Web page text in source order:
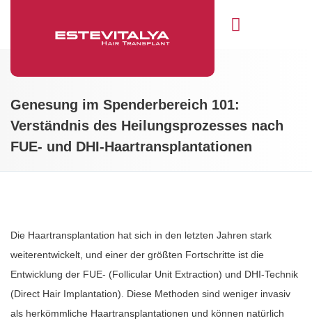
Genesung im Spenderbereich 101:
Verständnis des Heilungsprozesses nach
FUE- und DHI-Haartransplantationen
Die Haartransplantation hat sich in den letzten Jahren stark
weiterentwickelt, und einer der größten Fortschritte ist die
Entwicklung der FUE- (Follicular Unit Extraction) und DHI-Technik
(Direct Hair Implantation). Diese Methoden sind weniger invasiv
als herkömmliche Haartransplantationen und können natürlich